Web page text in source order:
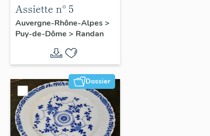
Assiette n° 5
Auvergne-Rhône-Alpes>
Puy-de-Dôme > Randan
Dossier